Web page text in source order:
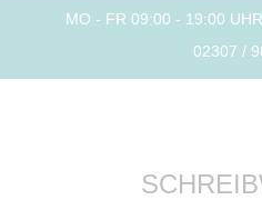
MO - FR 09:00 - 19:00
02307 /